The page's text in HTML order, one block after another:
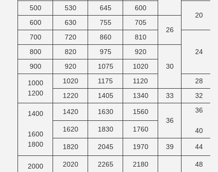
500 530 645
600
20
600
630 755
705
26
700
720 860
810
24
800 820 975
920
30
900 920 1075 1020
1000
1200
1020 1175 1120
28
1220
1405 1340 33 32
1400
1600
1800
1420 1630
1560
36
36
40
1620 1830 1760
1820 2045 1970 39 44
2000 2020 2265 2180 48